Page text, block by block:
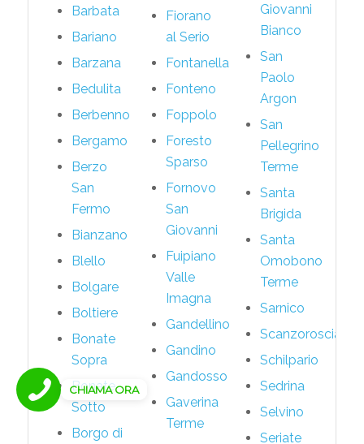
Barbata
Bariano
Barzana
Bedulita
Berbenno
Bergamo
Berzo
San
Fermo
Bianzano
Blello
Bolgare
Boltiere
Bonate
Sopra
Bonate
Sotto
Borgo di
Fiorano
al Serio
Fontanella
Fonteno
Foppolo
Foresto
Sparso
Fornovo
San
Giovanni
Fuipiano
Valle
Imagna
Gandellino
Gandino
Gandosso
Gaverina
Terme
Giovanni
Bianco
San
Paolo
Argon
San
Pellegrino
Terme
Santa
Brigida
Santa
Omobono
Terme
Sarnico
Scanzorosciate
Schilpario
Sedrina
Selvino
Seriate
CHIAMA ORA